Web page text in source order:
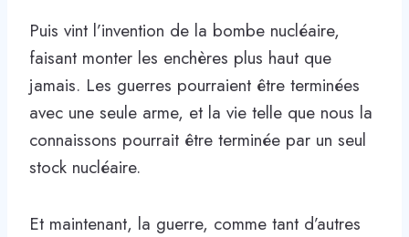
Puis vint l’invention de la bombe nucléaire,
faisant monter les enchères plus haut que
jamais. Les guerres pourraient être terminées
avec une seule arme, et la vie telle que nous la
connaissons pourrait être terminée par un seul
stock nucléaire.
Et maintenant, la guerre, comme tant d’autres